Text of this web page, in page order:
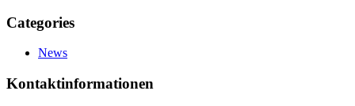
Categories
News
Kontaktinformationen